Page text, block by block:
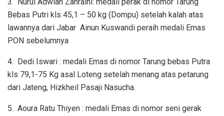
Bebas Putri kls 45,1 – 50 kg (Dompu) setelah kalah atas
lawannya dari Jabar Ainun Kuswandi peraih medali Emas
PON sebelumnya
4. Dedi Iswari : medali Emas di nomor Tarung bebas Putra
kls 79,1-75 Kg asal Loteng setelah menang atas petarung
dari Jateng, Hizkheil Pasaji Nasucha.
5. Aoura Ratu Thiyen : medali Emas di nomor seni gerak